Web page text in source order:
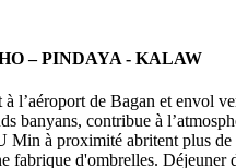
– PINDAYA - KALAW
l’aéroport de Bagan et envol
banyans, contribue à
Min à proximité abritent plus
fabrique d'ombrelles.